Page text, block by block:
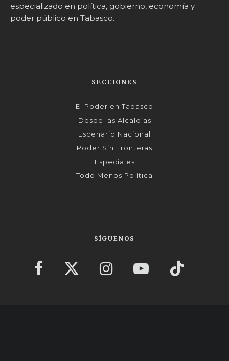
especializado en política, gobierno, economía y
poder público en Tabasco.
SECCIONES
El Poder en Tabasco
Desde las Alcaldías
Escenario Nacional
Poder Sin Fronteras
Especiales
Todo Menos Política
SÍGUENOS